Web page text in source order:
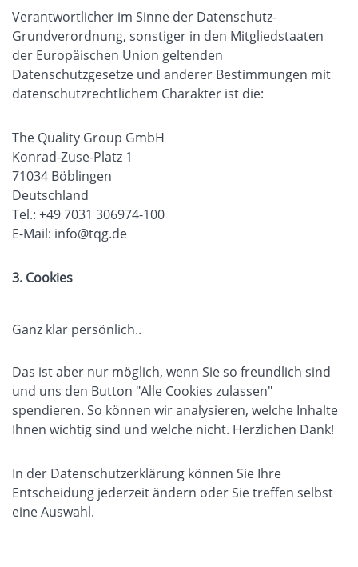
Verantwortlicher im Sinne der Datenschutz-
Grundverordnung, sonstiger in den Mitgliedstaaten
der Europäischen Union geltenden
Datenschutzgesetze und anderer Bestimmungen mit
datenschutzrechtlichem Charakter ist die:
The Quality Group GmbH
Konrad-Zuse-Platz 1
71034 Böblingen
Deutschland
Tel.: +49 7031 306974-100
E-Mail: info@tqg.de
3. Cookies
Ganz klar persönlich..
Das ist aber nur möglich, wenn Sie so freundlich sind
und uns den Button "Alle Cookies zulassen"
spendieren. So können wir analysieren, welche Inhalte
Ihnen wichtig sind und welche nicht. Herzlichen Dank!
In der Datenschutzerklärung können Sie Ihre
Entscheidung jederzeit ändern oder Sie treffen selbst
eine Auswahl.